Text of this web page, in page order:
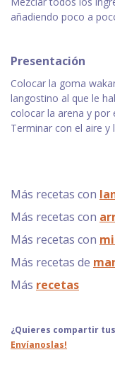
añadiendo poco a
Presentación
Colocar la goma
langostino al que le
colocar la arena y por
Terminar con el aire
Más recetas con
Más recetas con
Más recetas con
Más recetas de
Más recetas
¿Quieres compartir
Envíanoslas!